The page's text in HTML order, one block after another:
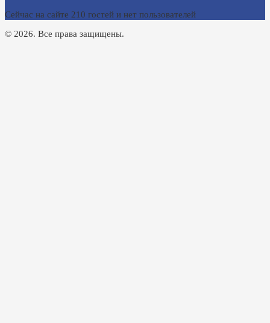
Сейчас на сайте 210 гостей и нет пользователей
© 2026. Все права защищены.